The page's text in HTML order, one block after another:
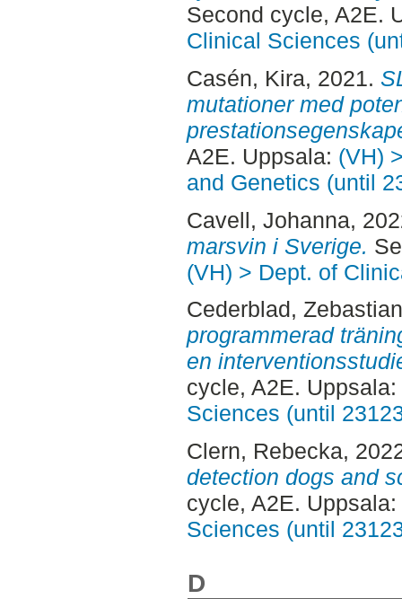
Second cycle, A2E.
Clinical Sciences
Casén, Kira, 2021.
mutationer med
A2E. Uppsala: (VH)
and Genetics (until
Cavell, Johanna,
marsvin i Sverige.
(VH) > Dept. of
Cederblad, Zebastian
programmerad
en
cycle, A2E. Uppsala:
Sciences (until
Clern, Rebecka,
detection dogs and
cycle, A2E. Uppsala:
Sciences (until
D